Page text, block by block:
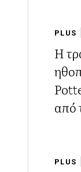
PLUS
Η
από
PLUS